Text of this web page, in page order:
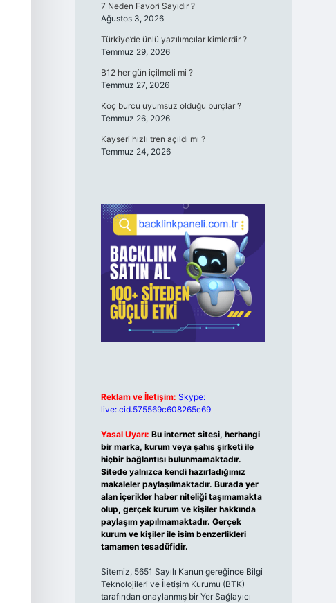
7 Neden Favori Sayıdır ?
Ağustos 3, 2026
Türkiye’de ünlü yazılımcılar kimlerdir ?
Temmuz 29, 2026
B12 her gün içilmeli mi ?
Temmuz 27, 2026
Koç burcu uyumsuz olduğu burçlar ?
Temmuz 26, 2026
Kayseri hızlı tren açıldı mı ?
Temmuz 24, 2026
Reklam ve İletişim: Skype:
live:.cid.575569c608265c69
Yasal Uyarı: Bu internet sitesi, herhangi
bir marka, kurum veya şahıs şirketi ile
hiçbir bağlantısı bulunmamaktadır.
Sitede yalnızca kendi hazırladığımız
makaleler paylaşılmaktadır. Burada yer
alan içerikler haber niteliği taşımamakta
olup, gerçek kurum ve kişiler hakkında
paylaşım yapılmamaktadır. Gerçek
kurum ve kişiler ile isim benzerlikleri
tamamen tesadüfidir.
Sitemiz, 5651 Sayılı Kanun gereğince Bilgi
Teknolojileri ve İletişim Kurumu (BTK)
tarafından onaylanmış bir Yer Sağlayıcı